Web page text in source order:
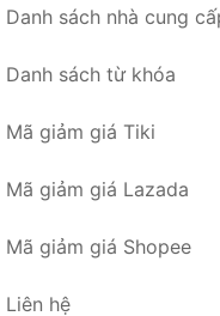
Danh sách nhà cung
Danh sách từ khóa
Mã giảm giá Tiki
Mã giảm giá Lazada
Mã giảm giá Shopee
Liên hệ